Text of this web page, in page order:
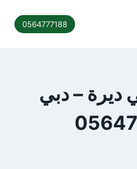
0564777188
ديرة – دبي